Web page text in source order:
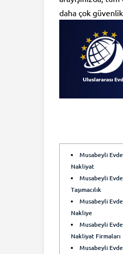
daha çok
Musabeyli
Nakliyat
Musabeyli
Taşımacılık
Musabeyli
Nakliye
Musabeyli
Nakliyat Firmaları
Musabeyli